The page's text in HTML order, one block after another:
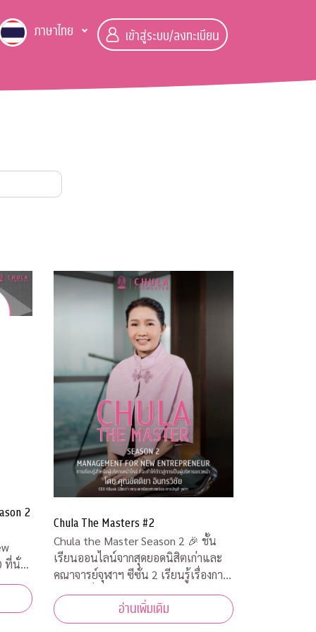
ภาษาไทย เข้าสู่ระบบ/ลงทะเบียน
2
Chula The Masters #2
Chula the Master Season 2 🎉 ชั้น
เรียนออนไลน์จากสุดยอดนิสิตเก่าและ
คณาจารย์จุฬาฯ ซีซั่น 2 เรียนรู้เรื่องการ
จัดการเพื่อเตรียมเป็นผู้ประกอบการตัว
จริง
อ่านเพิ่มเติม